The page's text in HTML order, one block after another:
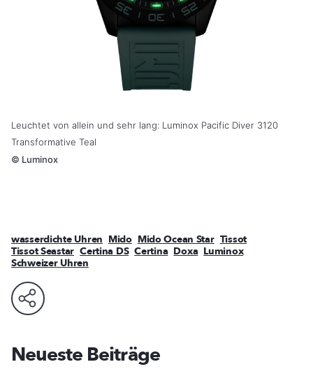
Leuchtet von allein und sehr lang: Luminox Pacific Diver 3120
Transformative Teal
© Luminox
wasserdichte Uhren Mido Mido Ocean Star Tissot
Tissot Seastar Certina DS Certina Doxa Luminox
Schweizer Uhren
Neueste Beiträge